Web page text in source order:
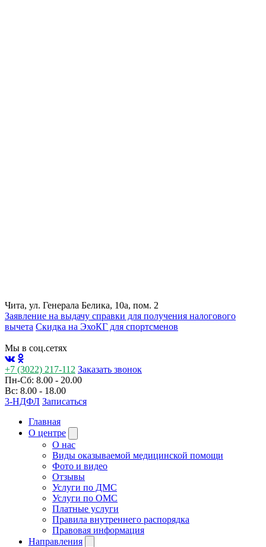
Чита, ул. Генерала Белика, 10а, пом. 2
Заявление на выдачу справки для получения налогового
вычета Cкидка на ЭхоКГ для спортсменов
Мы в соц.сетях
+7 (3022) 217-112 Заказать звонок
Пн-Сб: 8.00 - 20.00
Вс: 8.00 - 18.00
3-НДФЛ Записаться
Главная
О центре
О нас
Виды оказываемой медицинской помощи
Фото и видео
Отзывы
Услуги по ДМС
Услуги по ОМС
Платные услуги
Правила внутреннего распорядка
Правовая информация
Направления